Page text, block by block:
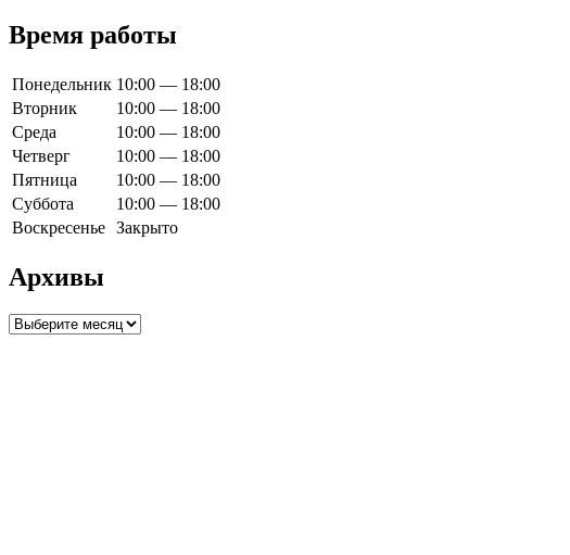
Время работы
Понедельник 10:00 — 18:00
Вторник
10:00 — 18:00
Среда
10:00 — 18:00
Четверг
10:00 — 18:00
Пятница
10:00 — 18:00
Суббота
10:00 — 18:00
Воскресенье Закрыто
Архивы
Архивы